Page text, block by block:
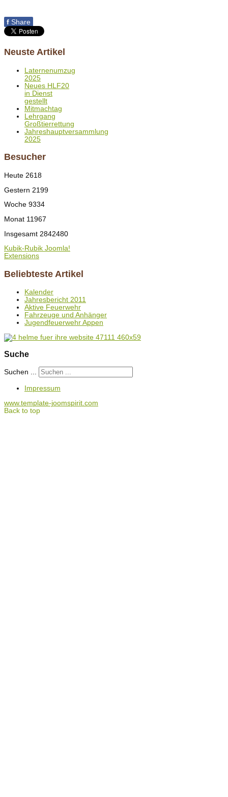
f Share
Neuste Artikel
Laternenumzug
2025
Neues HLF20
in Dienst
gestellt
Mitmachtag
Lehrgang
Großtierrettung
Jahreshauptversammlung
2025
Besucher
Heute 2618
Gestern 2199
Woche 9334
Monat 11967
Insgesamt 2842480
Kubik-Rubik Joomla!
Extensions
Beliebteste Artikel
Kalender
Jahresbericht 2011
Aktive Feuerwehr
Fahrzeuge und Anhänger
Jugendfeuerwehr Appen
Suche
Suchen ...
Impressum
www.template-joomspirit.com
Back to top